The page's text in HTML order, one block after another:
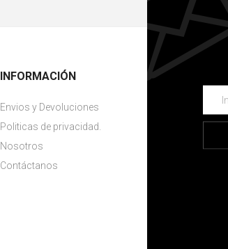
INFORMACIÓN
Envios y Devoluciones
Politicas de privacidad.
Nosotros
Contáctanos